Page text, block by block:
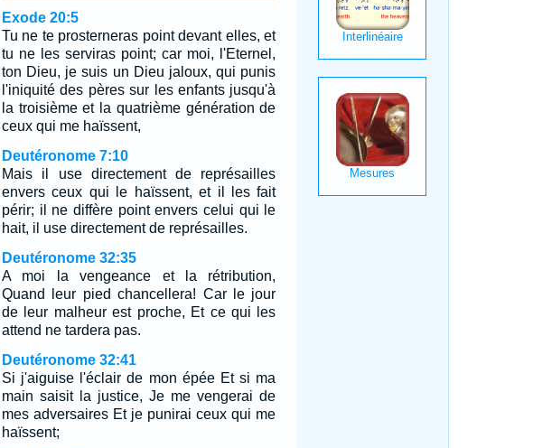
Exode 20:5
Tu ne te prosterneras point devant elles, et
tu ne les serviras point; car moi, l'Eternel,
ton Dieu, je suis un Dieu jaloux, qui punis
l'iniquité des pères sur les enfants jusqu'à
la troisième et la quatrième génération de
ceux qui me haïssent,
Deutéronome 7:10
Mais il use directement de représailles
envers ceux qui le haïssent, et il les fait
périr; il ne diffère point envers celui qui le
hait, il use directement de représailles.
Deutéronome 32:35
A moi la vengeance et la rétribution,
Quand leur pied chancellera! Car le jour
de leur malheur est proche, Et ce qui les
attend ne tardera pas.
Deutéronome 32:41
Si j'aiguise l'éclair de mon épée Et si ma
main saisit la justice, Je me vengerai de
mes adversaires Et je punirai ceux qui me
haïssent;